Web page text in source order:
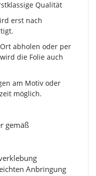
Qualität
erst nach
abholen oder per
die Folie auch
am Motiv oder
möglich.
gemäß
Anbringung